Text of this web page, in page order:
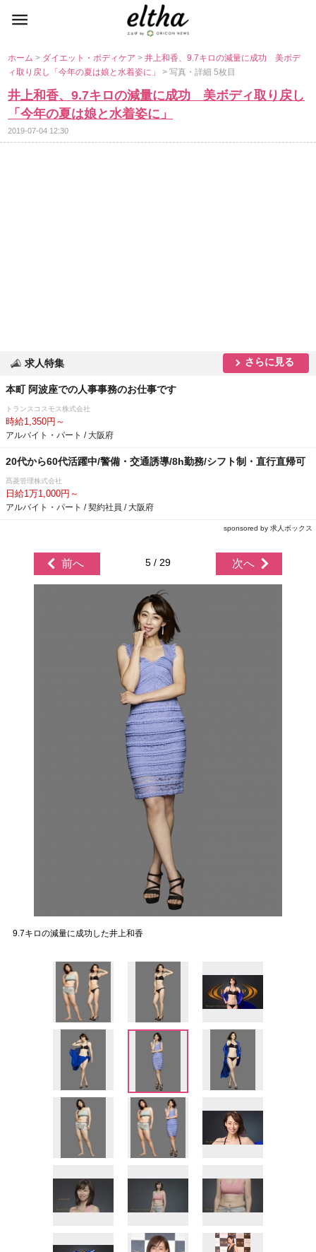
ホーム> ダイエット・ボディケア>井上和香、9.7キロの減量に成功 美ボデ
ィ取り戻し「今年の夏は娘と水着姿に」> 写真・詳細 5枚目
井上和香、9.7キロの減量に成功 美ボディ取り戻し
「今年の夏は娘と水着姿に」
2019-07-04 12:30
求人特集 さらに見る
本町 阿波座での人事事務のお仕事です
トランスコスモス株式会社
時給1,350円～
アルバイト・パート / 大阪府
20代から60代活躍中/警備・交通誘導/8h勤務/シフト制・直行直帰可
髙菱管理株式会社
日給1万1,000円～
アルバイト・パート / 契約社員 / 大阪府
sponsored by 求人ボックス
前へ 5 / 29 次へ
9.7キロの減量に成功した井上和香